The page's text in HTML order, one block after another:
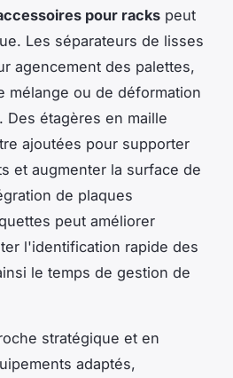
pour racks peut
Les séparateurs de lisses
agencement des palettes,
mélange ou de déformation
étagères en maille
ajoutées pour supporter
et augmenter la surface de
de plaques
peut améliorer
l'identification rapide des
le temps de gestion de
stratégique et en
adaptés,